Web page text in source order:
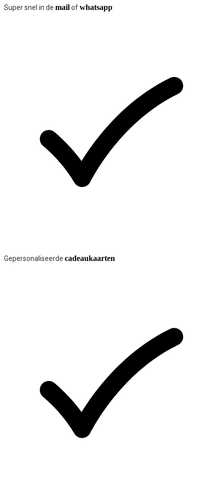
Super snel in de mailofwhatsapp
Gepersonaliseerde cadeaukaarten